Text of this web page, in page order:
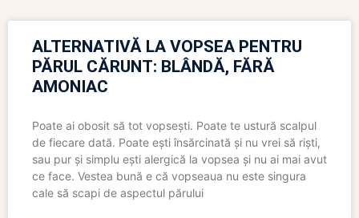
ALTERNATIVĂ LA VOPSEA PENTRU
PĂRUL CĂRUNT: BLÂNDĂ, FĂRĂ
AMONIAC
Poate ai obosit să tot vopsești. Poate te ustură scalpul
de fiecare dată. Poate ești însărcinată și nu vrei să riști,
sau pur și simplu ești alergică la vopsea și nu ai mai avut
ce face. Vestea bună e că vopseaua nu este singura
cale să scapi de aspectul părului